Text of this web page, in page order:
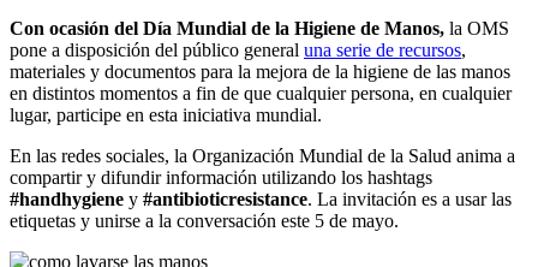
Con ocasión del Día Mundial de la Higiene de Manos, la OMS
pone a disposición del público general una serie de recursos,
materiales y documentos para la mejora de la higiene de las manos
en distintos momentos a fin de que cualquier persona, en cualquier
lugar, participe en esta iniciativa mundial.
En las redes sociales, la Organización Mundial de la Salud anima a
compartir y difundir información utilizando los hashtags
#handhygiene y #antibioticresistance. La invitación es a usar las
etiquetas y unirse a la conversación este 5 de mayo.